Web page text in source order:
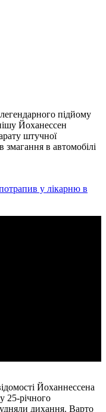
підйому
Йоханессен
штучної
в автомобілі
у лікарню в
Йоханнессена
25-річного
дихання. Варто